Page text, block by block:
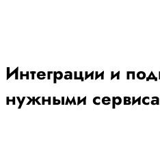
Интеграции и
нужными